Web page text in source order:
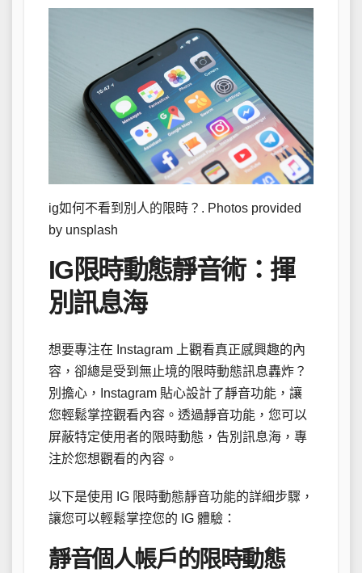
ig如何不看到別人的限時？. Photos provided
by unsplash
IG限時動態靜音術：揮
別訊息海
想要專注在 Instagram 上觀看真正感興趣的內
容，卻總是受到無止境的限時動態訊息轟炸？
別擔心，Instagram 貼心設計了靜音功能，讓
您輕鬆掌控觀看內容。透過靜音功能，您可以
屏蔽特定使用者的限時動態，告別訊息海，專
注於您想觀看的內容。
以下是使用 IG 限時動態靜音功能的詳細步驟，
讓您可以輕鬆掌控您的 IG 體驗：
靜音個人帳戶的限時動態